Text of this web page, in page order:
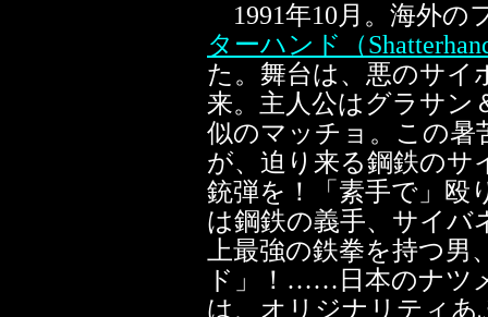
1991年10月。海外の
ターハンド（
た。舞台は、悪のサイ
来。主人公はグラサン
似のマッチョ。この暑
が、迫り来る鋼鉄のサ
銃弾を！「素手で」殴
は鋼鉄の義手、サイバ
上最強の鉄拳を持つ
ド」！……日本のナツ
は、オリジナリティ